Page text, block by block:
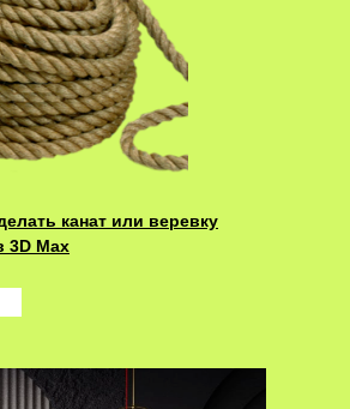
канат или веревку
3D Max